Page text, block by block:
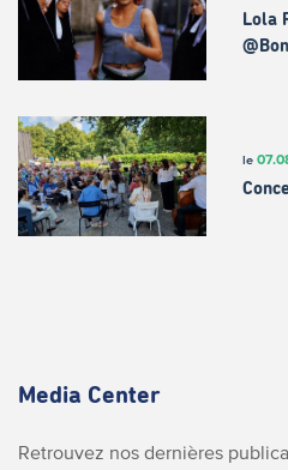
Lola
le
Media Center
Retrouvez nos dernières